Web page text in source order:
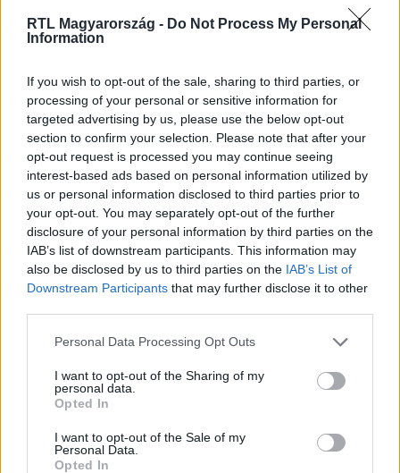
RTL Magyarország - Do Not Process My Personal
Information
If you wish to opt-out of the sale, sharing to third parties, or
processing of your personal or sensitive information for
targeted advertising by us, please use the below opt-out
section to confirm your selection. Please note that after your
opt-out request is processed you may continue seeing
interest-based ads based on personal information utilized by
us or personal information disclosed to third parties prior to
your opt-out. You may separately opt-out of the further
disclosure of your personal information by third parties on the
IAB’s list of downstream participants. This information may
also be disclosed by us to third parties on the IAB’s List of
Downstream Participants that may further disclose it to other
Please note that this website/app uses one or more Google
not limited to your visit or usage behaviour. You may click to
grant or deny consent to Google and its third-party tags to
use your data for below specified purposes in below Google
consent section.
Personal Data Processing Opt Outs
I want to opt-out of the Sharing of my
personal data.
Opted In
I want to opt-out of the Sale of my
Personal Data.
Opted In
Kövess minket, és értesülj a friss hírekről a
Követem